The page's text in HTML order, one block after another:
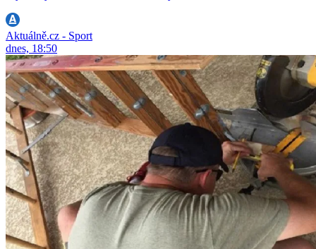
Aktuálně.cz - Sport
dnes, 18:50